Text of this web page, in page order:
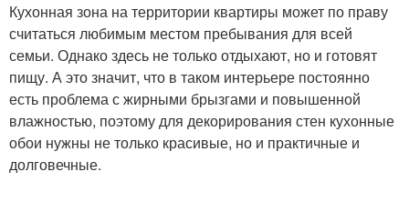
Кухонная зона на территории квартиры может по праву
считаться любимым местом пребывания для всей
семьи. Однако здесь не только отдыхают, но и готовят
пищу. А это значит, что в таком интерьере постоянно
есть проблема с жирными брызгами и повышенной
влажностью, поэтому для декорирования стен кухонные
обои нужны не только красивые, но и практичные и
долговечные.